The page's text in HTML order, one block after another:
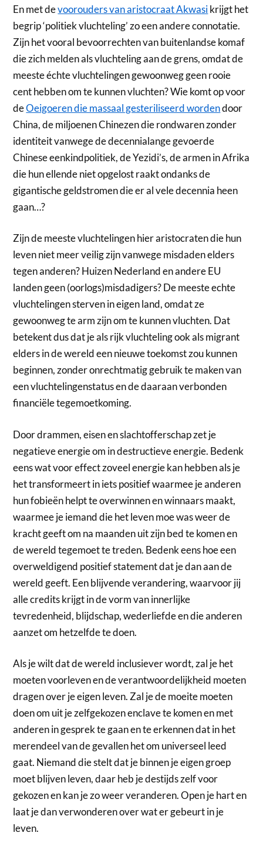
En met devoorouders van aristocraat Akwasikrijgt het
begrip ‘politiek vluchteling’ zo een andere connotatie.
Zijn het vooral bevoorrechten van buitenlandse komaf
die zich melden als vluchteling aan de grens, omdat de
meeste échte vluchtelingen gewoonweg geen rooie
cent hebben om te kunnen vluchten? Wie komt op voor
deOeigoeren die massaal gesteriliseerd wordendoor
China, de miljoenen Chinezen die rondwaren zonder
identiteit vanwege de decennialange gevoerde
Chinese eenkindpolitiek, de Yezidi’s, de armen in Afrika
die hun ellende niet opgelost raakt ondanks de
gigantische geldstromen die er al vele decennia heen
gaan…?
Zijn de meeste vluchtelingen hier aristocraten die hun
leven niet meer veilig zijn vanwege misdaden elders
tegen anderen? Huizen Nederland en andere EU
landen geen (oorlogs)misdadigers? De meeste echte
vluchtelingen sterven in eigen land, omdat ze
gewoonweg te arm zijn om te kunnen vluchten. Dat
betekent dus dat je als rijk vluchteling ook als migrant
elders in de wereld een nieuwe toekomst zou kunnen
beginnen, zonder onrechtmatig gebruik te maken van
een vluchtelingenstatus en de daaraan verbonden
financiële tegemoetkoming.
Door drammen, eisen en slachtofferschap zet je
negatieve energie om in destructieve energie. Bedenk
eens wat voor effect zoveel energie kan hebben als je
het transformeert in iets positief waarmee je anderen
hun fobieën helpt te overwinnen en winnaars maakt,
waarmee je iemand die het leven moe was weer de
kracht geeft om na maanden uit zijn bed te komen en
de wereld tegemoet te treden. Bedenk eens hoe een
overweldigend positief statement dat je dan aan de
wereld geeft. Een blijvende verandering, waarvoor jij
alle credits krijgt in de vorm van innerlijke
tevredenheid, blijdschap, wederliefde en die anderen
aanzet om hetzelfde te doen.
Als je wilt dat de wereld inclusiever wordt, zal je het
moeten voorleven en de verantwoordelijkheid moeten
dragen over je eigen leven. Zal je de moeite moeten
doen om uit je zelfgekozen enclave te komen en met
anderen in gesprek te gaan en te erkennen dat in het
merendeel van de gevallen het om universeel leed
gaat. Niemand die stelt dat je binnen je eigen groep
moet blijven leven, daar heb je destijds zelf voor
gekozen en kan je zo weer veranderen. Open je hart en
laat je dan verwonderen over wat er gebeurt in je
leven.